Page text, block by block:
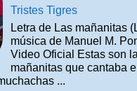
Tristes Tigres
Letra de Las mañanitas
música de Manuel M.
Video Oficial Estas son
mañanitas que cantaba
...